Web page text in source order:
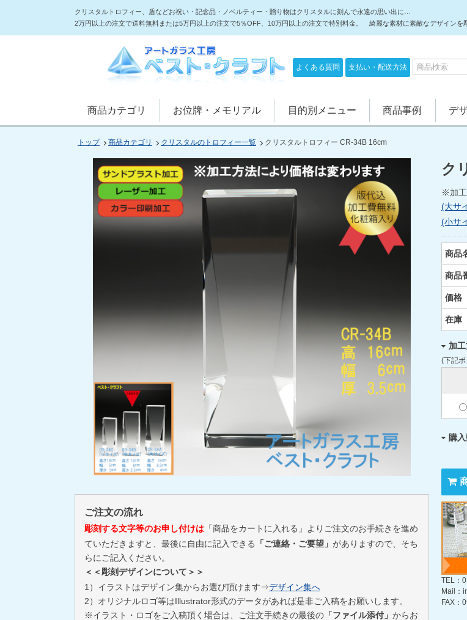
クリスタルトロフィー、盾などお祝い・記念品・ノベルティー・贈り物はクリスタルに刻んで永遠の思い出に…
2万円以上の注文で送料無料または5万円以上の注文で5％OFF、10万円以上の注文で特別料金。 綺麗な素材に素敵なデザインを
よくある質問 支払い・配送方法
商品カテゴリ お位牌・メモリアル 目的別メニュー 商品事例 デ
トップ 商品カテゴリ クリスタルのトロフィー一覧 クリスタルトロフィー CR-34B 16cm
ク
※加
(大サ
(小サ
商品
商品
価格
在庫
加
(下記ボ
購
TEL：
Mail：
FAX：
ご注文の流れ
彫刻する文字等のお申し付けは 「商品をカートに入れる」よりご注文のお手続きを進め
ていただきますと、最後に自由に記入できる
「ご連絡・ご要望」 がありますので、そち
らにご記入ください。
＜＜彫刻デザインについて＞＞
1）イラストはデザイン集からお選び頂けます⇒デザイン集へ
2）オリジナルロゴ等はIllustrator形式のデータがあれば是非ご入稿をお願いします。
※イラスト・ロゴをご入稿頂く場合は、ご注文手続きの最後の 「ファイル添付」 からお